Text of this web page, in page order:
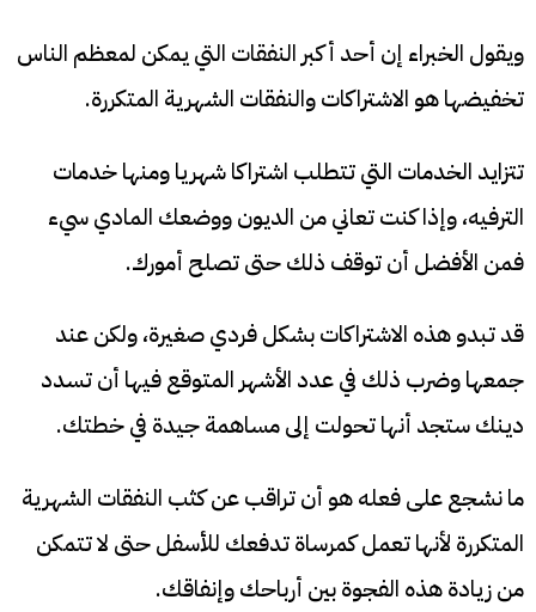
ويقول الخبراء إن أحد أكبر النفقات التي يمكن لمعظم الناس
تخفيضها هو الاشتراكات والنفقات الشهرية المتكررة.
تتزايد الخدمات التي تتطلب اشتراكا شهريا ومنها خدمات
الترفيه، وإذا كنت تعاني من الديون ووضعك المادي سيء
فمن الأفضل أن توقف ذلك حتى تصلح أمورك.
قد تبدو هذه الاشتراكات بشكل فردي صغيرة، ولكن عند
جمعها وضرب ذلك في عدد الأشهر المتوقع فيها أن تسدد
دينك ستجد أنها تحولت إلى مساهمة جيدة في خطتك.
ما نشجع على فعله هو أن تراقب عن كثب النفقات الشهرية
المتكررة لأنها تعمل كمرساة تدفعك للأسفل حتى لا تتمكن
من زيادة هذه الفجوة بين أرباحك وإنفاقك.